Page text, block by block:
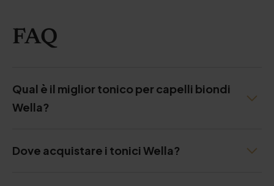
FAQ
Qual è il miglior tonico per capelli biondi
Wella?
Dove acquistare i tonici Wella?